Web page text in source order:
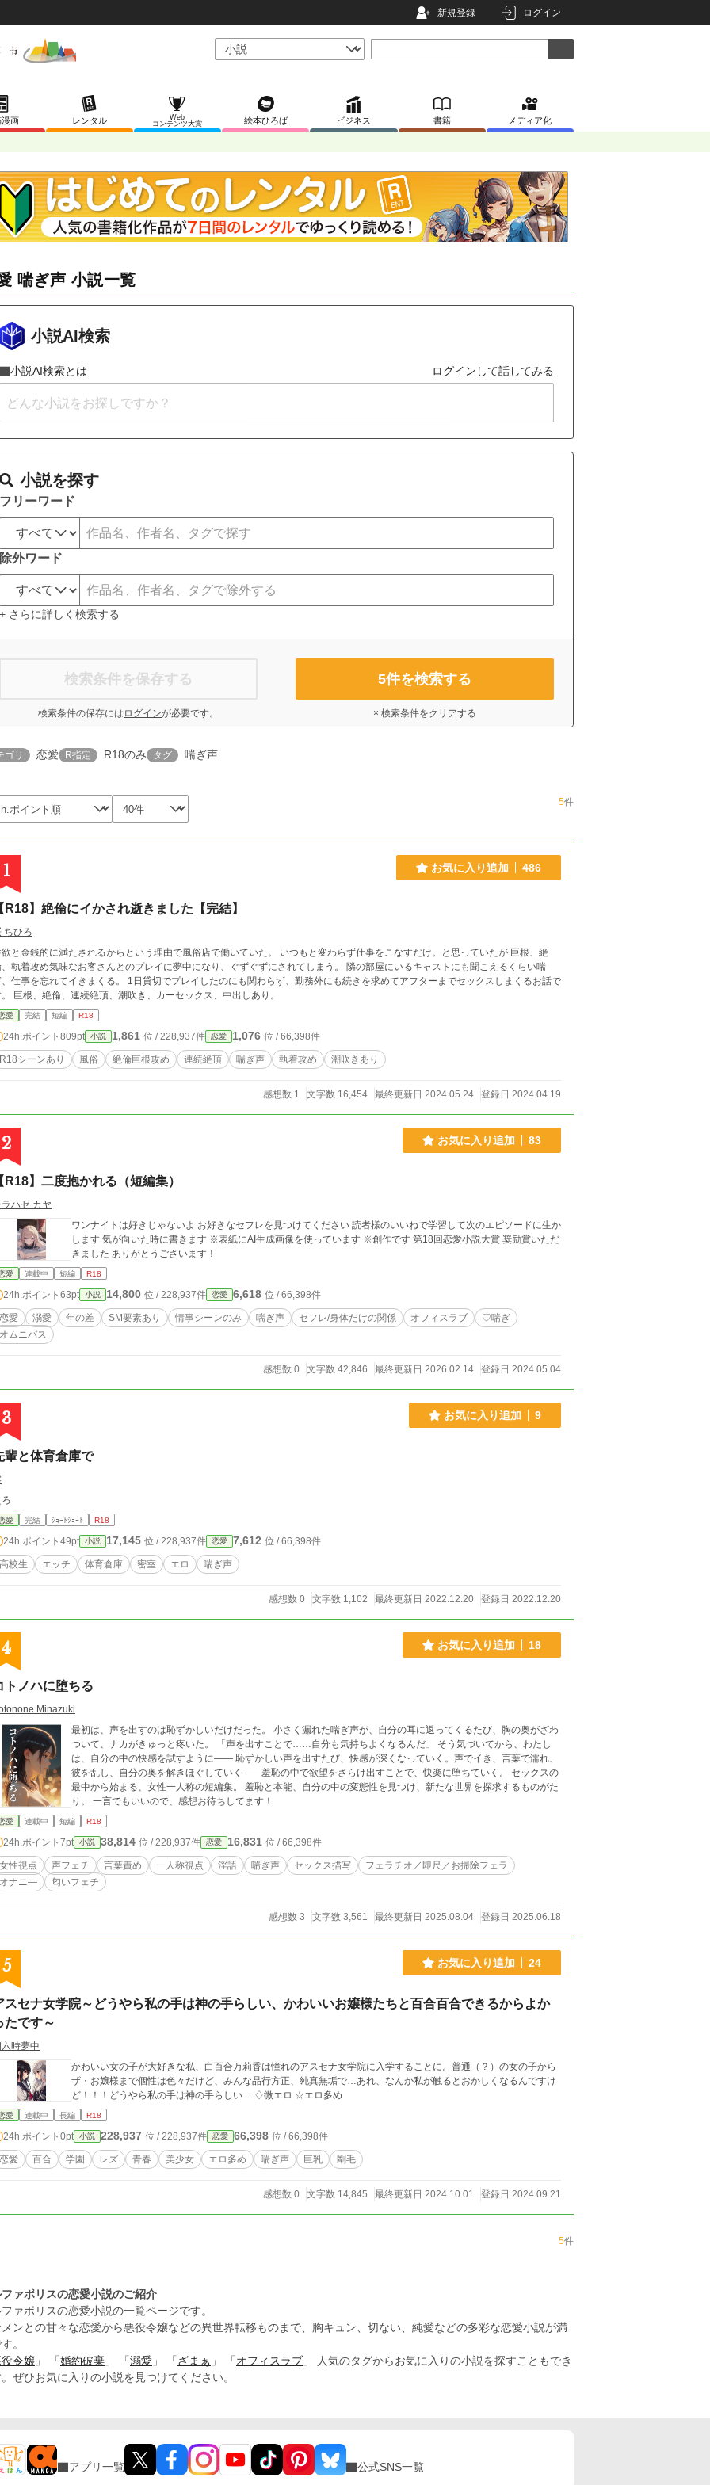
新規登録 ログイン
画 レンタル
Web
コンテンツ大賞
絵本ひろば ビジネス 書籍 メディア化
喘ぎ声 小説一覧
小説AI検索
小説AI検索とは ログインして話してみる
小説を探す
フリーワード
除外ワード
+ さらに詳しく検索する
検索条件を保存する
検索条件の保存には ログインが必要です。
5件を検索する
× 検索条件をクリアする
ゴリ 恋愛 R指定 R18のみ タグ 喘ぎ声
5件
1 お気に入り追加 486
R18】絶倫にイかされ逝きました【完結】
ちひろ
と金銭的に満たされるからという理由で風俗店で働いていた。 いつもと変わらず仕事をこなすだけ。と思っていたが 巨根、絶
執着攻め気味なお客さんとのプレイに夢中になり、ぐずぐずにされてしまう。 隣の部屋にいるキャストにも聞こえるくらい喘
仕事を忘れてイきまくる。 1日貸切でプレイしたのにも関わらず、勤務外にも続きを求めてアフターまでセックスしまくるお話で
す。 巨根、絶倫、連続絶頂、潮吹き、カーセックス、中出しあり。
愛 完結 短編 R18
24h.ポイント 809pt 小説 1,861 位 / 228,937件 恋愛 1,076 位 / 66,398件
R18シーンあり 風俗 絶倫巨根攻め 連続絶頂 喘ぎ声 執着攻め 潮吹きあり
感想数 1 文字数 16,454 最終更新日 2024.05.24 登録日 2024.04.19
2 お気に入り追加 83
R18】二度抱かれる（短編集）
ハセ カヤ
ワンナイトは好きじゃないよ お好きなセフレを見つけてください 読者様のいいねで学習して次のエピソードに生か
します 気が向いた時に書きます ※表紙にAI生成画像を使っています ※創作です 第18回恋愛小説大賞 奨励賞いただ
きました ありがとうございます！
愛 連載中 短編 R18
24h.ポイント 63pt 小説 14,800 位 / 228,937件 恋愛 6,618 位 / 66,398件
恋愛 溺愛 年の差 SM要素あり 情事シーンのみ 喘ぎ声 セフレ/身体だけの関係 オフィスラブ
♡喘ぎ
オムニバス
感想数 0 文字数 42,846 最終更新日 2026.02.14 登録日 2024.05.04
3 お気に入り追加 9
輩と体育倉庫で
愛 完結 ｼｮｰﾄｼｮｰﾄ R18
24h.ポイント 49pt 小説 17,145 位 / 228,937件 恋愛 7,612 位 / 66,398件
高校生 エッチ 体育倉庫 密室 エロ 喘ぎ声
感想数 0 文字数 1,102 最終更新日 2022.12.20 登録日 2022.12.20
4 お気に入り追加 18
トノハに堕ちる
Minazuki
最初は、声を出すのは恥ずかしいだけだった。 小さく漏れた喘ぎ声が、自分の耳に返ってくるたび、胸の奥がざわ
ついて、ナカがきゅっと疼いた。 「声を出すことで……自分も気持ちよくなるんだ」 そう気づいてから、わたし
は、自分の中の快感を試すように―― 恥ずかしい声を出すたび、快感が深くなっていく。声でイき、言葉で濡れ、
彼を乱し、自分の奥を解きほぐしていく――羞恥の中で欲望をさらけ出すことで、快楽に堕ちていく。 セックスの
最中から始まる、女性一人称の短編集。 羞恥と本能、自分の中の変態性を見つけ、新たな世界を探求するものがた
り。 一言でもいいので、感想お待ちしてます！
愛 連載中 短編 R18
24h.ポイント 7pt 小説 38,814 位 / 228,937件 恋愛 16,831 位 / 66,398件
女性視点 声フェチ 言葉責め 一人称視点 淫語 喘ぎ声 セックス描写
フェラチオ／即尺／お掃除フェラ
オナニ―
匂いフェチ
感想数 3 文字数 3,561 最終更新日 2025.08.04 登録日 2025.06.18
5 お気に入り追加 24
スセナ女学院～どうやら私の手は神の手らしい、かわいいお嬢様たちと百合百合できるからよか
たです～
時夢中
かわいい女の子が大好きな私、白百合万莉香は憧れのアスセナ女学院に入学することに。普通（？）の女の子から
ザ・お嬢様まで個性は色々だけど、みんな品行方正、純真無垢で…あれ、なんか私が触るとおかしくなるんですけ
ど！！！どうやら私の手は神の手らしい… ♢微エロ ☆エロ多め
愛 連載中 長編 R18
24h.ポイント 0pt 小説 228,937 位 / 228,937件 恋愛 66,398 位 / 66,398件
恋愛 百合 学園 レズ 青春 美少女 エロ多め 喘ぎ声 巨乳 剛毛
感想数 0 文字数 14,845 最終更新日 2024.10.01 登録日 2024.09.21
5件
ァポリスの恋愛小説のご紹介
ァポリスの恋愛小説の一覧ページです。
ンとの甘々な恋愛から悪役令嬢などの異世界転移ものまで、胸キュン、切ない、純愛などの多彩な恋愛小説が満
。
令嬢 」 「 婚約破棄 」 「 溺愛 」 「 ざまぁ 」 「 オフィスラブ 」 人気のタグからお気に入りの小説を探すこともでき
ぜひお気に入りの小説を見つけてください。
アプリ一覧 公式SNS一覧